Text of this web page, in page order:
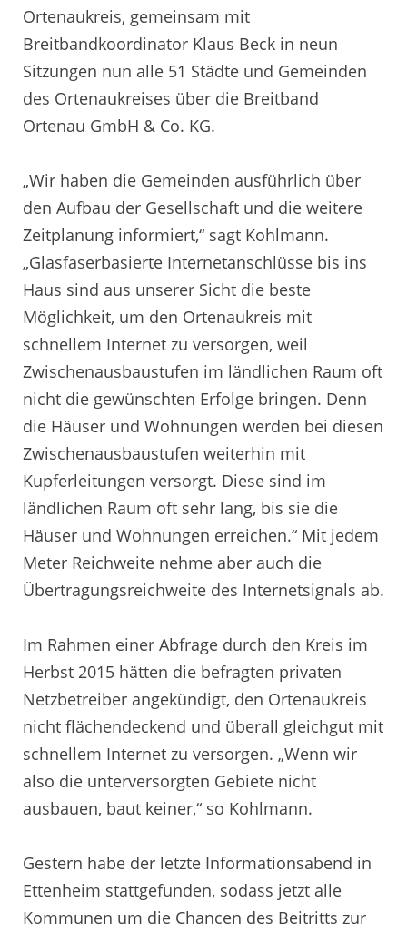
Ortenaukreis, gemeinsam mit
Breitbandkoordinator Klaus Beck in neun
Sitzungen nun alle 51 Städte und Gemeinden
des Ortenaukreises über die Breitband
Ortenau GmbH & Co. KG.
„Wir haben die Gemeinden ausführlich über
den Aufbau der Gesellschaft und die weitere
Zeitplanung informiert,“ sagt Kohlmann.
„Glasfaserbasierte Internetanschlüsse bis ins
Haus sind aus unserer Sicht die beste
Möglichkeit, um den Ortenaukreis mit
schnellem Internet zu versorgen, weil
Zwischenausbaustufen im ländlichen Raum oft
nicht die gewünschten Erfolge bringen. Denn
die Häuser und Wohnungen werden bei diesen
Zwischenausbaustufen weiterhin mit
Kupferleitungen versorgt. Diese sind im
ländlichen Raum oft sehr lang, bis sie die
Häuser und Wohnungen erreichen.“ Mit jedem
Meter Reichweite nehme aber auch die
Übertragungsreichweite des Internetsignals ab.
Im Rahmen einer Abfrage durch den Kreis im
Herbst 2015 hätten die befragten privaten
Netzbetreiber angekündigt, den Ortenaukreis
nicht flächendeckend und überall gleichgut mit
schnellem Internet zu versorgen. „Wenn wir
also die unterversorgten Gebiete nicht
ausbauen, baut keiner,“ so Kohlmann.
Gestern habe der letzte Informationsabend in
Ettenheim stattgefunden, sodass jetzt alle
Kommunen um die Chancen des Beitritts zur